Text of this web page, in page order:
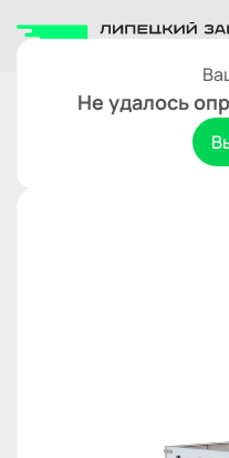
Не удалось
Одноосные
Титан 2213-03